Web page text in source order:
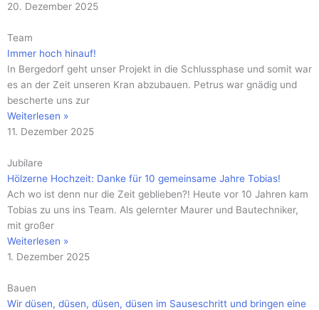
20. Dezember 2025
Team
Immer hoch hinauf!
In Bergedorf geht unser Projekt in die Schlussphase und somit war
es an der Zeit unseren Kran abzubauen. Petrus war gnädig und
bescherte uns zur
Weiterlesen »
11. Dezember 2025
Jubilare
Hölzerne Hochzeit: Danke für 10 gemeinsame Jahre Tobias!
Ach wo ist denn nur die Zeit geblieben?! Heute vor 10 Jahren kam
Tobias zu uns ins Team. Als gelernter Maurer und Bautechniker,
mit großer
Weiterlesen »
1. Dezember 2025
Bauen
Wir düsen, düsen, düsen, düsen im Sauseschritt und bringen eine